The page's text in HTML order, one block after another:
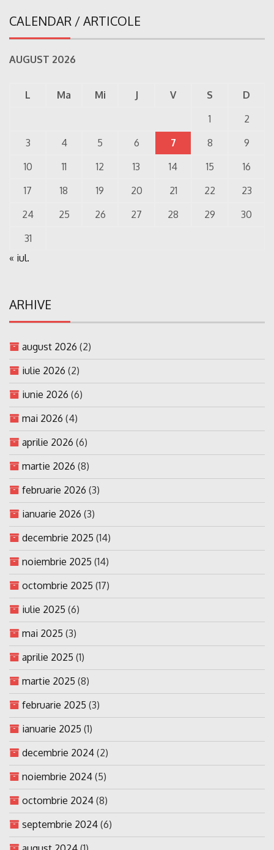
CALENDAR / ARTICOLE
AUGUST 2026
L Ma Mi J V S
D
1
2
3
4 5 6 7 8
9
10
11 12 13 14 15
16
17
18 19 20 21 22
23
24
25 26 27 28 29
30
31
« iul.
ARHIVE
august 2026 (2)
iulie 2026 (2)
iunie 2026 (6)
mai 2026 (4)
aprilie 2026 (6)
martie 2026 (8)
februarie 2026 (3)
ianuarie 2026 (3)
decembrie 2025 (14)
noiembrie 2025 (14)
octombrie 2025 (17)
iulie 2025 (6)
mai 2025 (3)
aprilie 2025 (1)
martie 2025 (8)
februarie 2025 (3)
ianuarie 2025 (1)
decembrie 2024 (2)
noiembrie 2024 (5)
octombrie 2024 (8)
septembrie 2024 (6)